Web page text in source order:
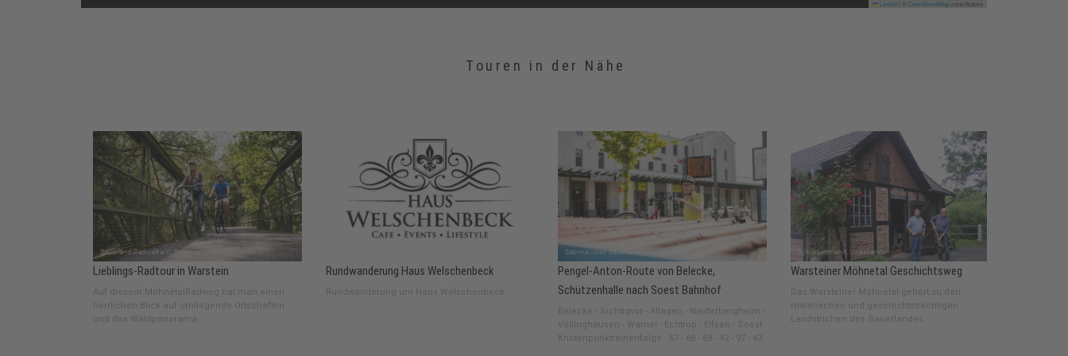
Leaflet OpenStreetMapcontributors
Touren in der Nähe
Lieblings-Radtour in Warstein
Auf diesem MöhnetalRadweg hat man einen
herrlichen Blick auf umliegende Ortschaften
und das Waldpanorama.
Rundwanderung Haus Welschenbeck
Rundwanderung um Haus Welschenbeck
Pengel-Anton-Route von Belecke,
Schützenhalle nach Soest Bahnhof
Belecke - Sichtigvor - Allagen - Niederbergheim -
Völlinghausen - Wamel - Echtrop - Elfsen - Soest
Knotenpunktreihenfolge : 67 - 68 - 69 - 42 - 97 - 43
Warsteiner Möhnetal Geschichtsweg
Das Warsteiner Möhnetal gehört zu den
malerischen und geschichtsträchtigen
Landstrichen des Sauerlandes.